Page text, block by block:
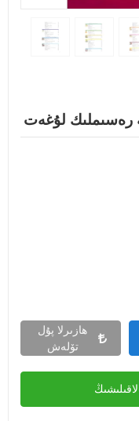
رەسىملىك لۇغەت
ھازىرلا پۇل
تۆلەش